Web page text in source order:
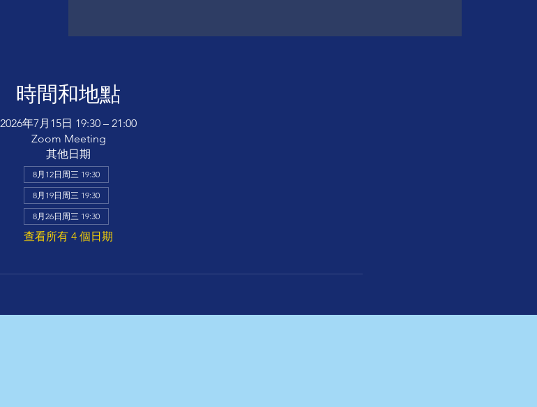
時間和地點
2026年7月15日 19:30 – 21:00
Zoom Meeting
其他日期
8月12日周三 19:30
8月19日周三 19:30
8月26日周三 19:30
查看所有 4 個日期